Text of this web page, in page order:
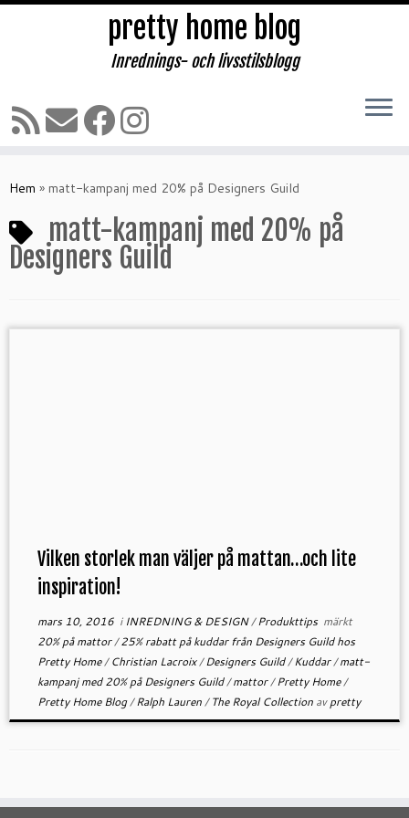
till
pretty home blog
Inrednings- och livsstilsblogg
Hem » matt-kampanj med 20% på Designers Guild
matt-kampanj med 20% på
Designers Guild
Vilken storlek man väljer på mattan…och lite
inspiration!
mars 10, 2016i INREDNING & DESIGN/Produkttips märkt
20% på mattor/25% rabatt på kuddar från Designers Guild hos
Pretty Home/Christian Lacroix/Designers Guild/Kuddar/matt-
kampanj med 20% på Designers Guild/mattor/Pretty Home/
Pretty Home Blog/Ralph Lauren/The Royal Collection avpretty